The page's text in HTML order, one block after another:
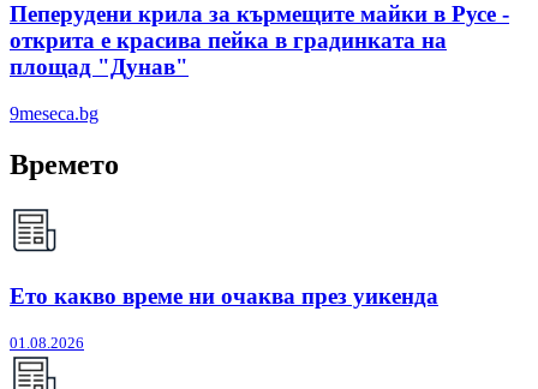
Пеперудени крила за кърмещите майки в Русе -
открита е красива пейка в градинката на
площад "Дунав"
9meseca.bg
Времето
Ето какво време ни очаква през уикенда
01.08.2026